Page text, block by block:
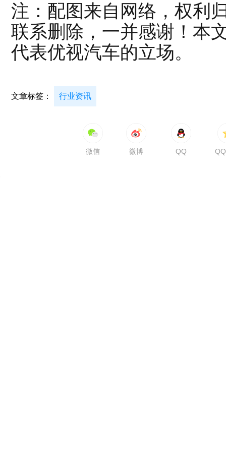
注：配图来自网络，权利
联系删除，一并感谢！本
代表优视汽车的立场。
文章标签： 行业资讯
微信 微博 QQ